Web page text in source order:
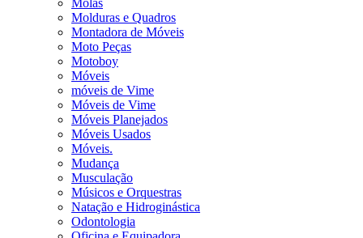
Molas
Molduras e Quadros
Montadora de Móveis
Moto Peças
Motoboy
Móveis
móveis de Vime
Móveis de Vime
Móveis Planejados
Móveis Usados
Móveis.
Mudança
Musculação
Músicos e Orquestras
Natação e Hidroginástica
Odontologia